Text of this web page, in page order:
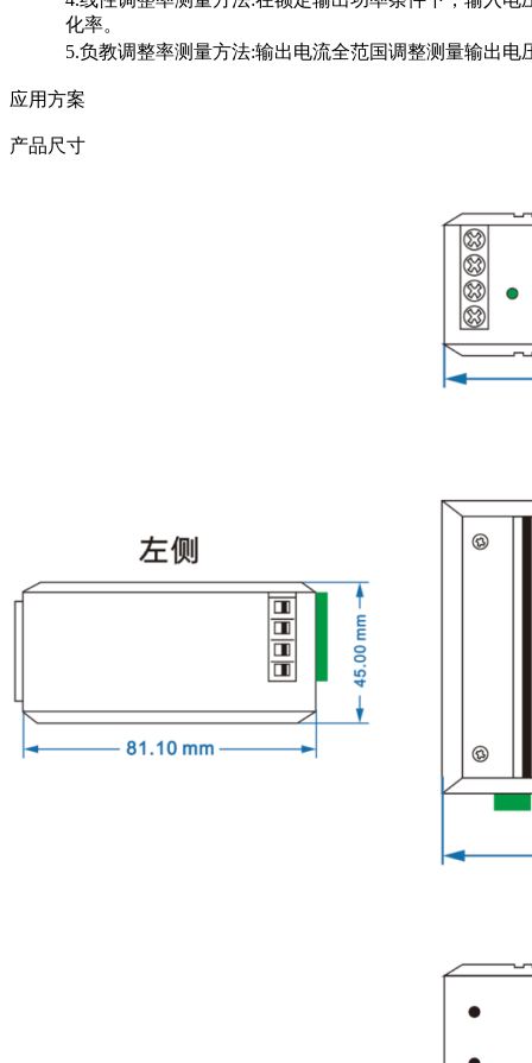
化率。
5.负教调整率测量方法:输出电流全范国调整测量输出电
应用方案
产品尺寸